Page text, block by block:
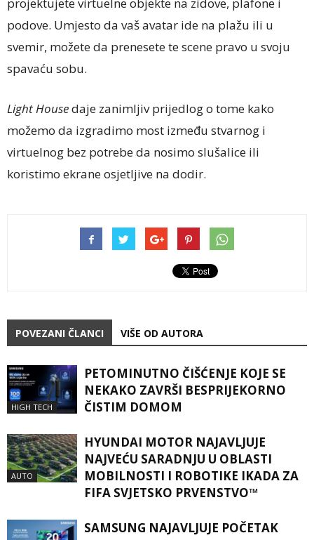
projektujete virtuelne objekte na zidove, plafone i
podove. Umjesto da vaš avatar ide na plažu ili u
svemir, možete da prenesete te scene pravo u svoju
spavaću sobu.
Light Housedaje zanimljiv prijedlog o tome kako
možemo da izgradimo most između stvarnog i
virtuelnog bez potrebe da nosimo slušalice ili
koristimo ekrane osjetljive na dodir.
POVEZANI ČLANCI VIŠE OD AUTORA
HIGH TECH
PETOMINUTNO ČIŠĆENJE KOJE SE
NEKAKO ZAVRŠI BESPRIJEKORNO
ČISTIM DOMOM
AUTO
HYUNDAI MOTOR NAJAVLJUJE
NAJVEĆU SARADNJU U OBLASTI
MOBILNOSTI I ROBOTIKE IKADA ZA
FIFA SVJETSKO PRVENSTVO™
SAMSUNG NAJAVLJUJE POČETAK